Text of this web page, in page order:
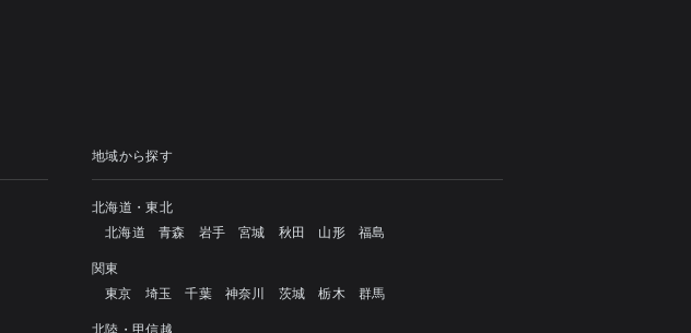
地域から探す
北海道・東北
北海道
青森 岩手 宮城 秋田 山形 福島
関東
東京
埼玉 千葉 神奈川 茨城 栃木 群馬
北陸・甲信越